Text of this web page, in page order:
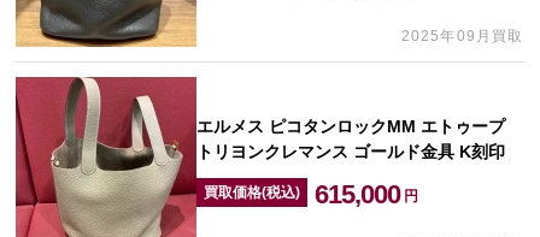
2025年09月買取
エルメス ピコタンロックMM エトゥープ
トリヨンクレマンス ゴールド金具 K刻印
買取価格(税込) 615,000 円